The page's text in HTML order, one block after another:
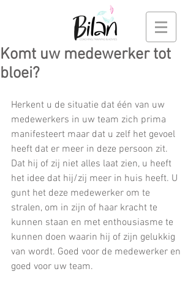
Komt uw medewerker tot
bloei?
Herkent u de situatie dat één van uw
medewerkers in uw team zich prima
manifesteert maar dat u zelf het gevoel
heeft dat er meer in deze persoon zit.
Dat hij of zij niet alles laat zien, u heeft
het idee dat hij/zij meer in huis heeft. U
gunt het deze medewerker om te
stralen, om in zijn of haar kracht te
kunnen staan en met enthousiasme te
kunnen doen waarin hij of zijn gelukkig
van wordt. Goed voor de medewerker en
goed voor uw team.